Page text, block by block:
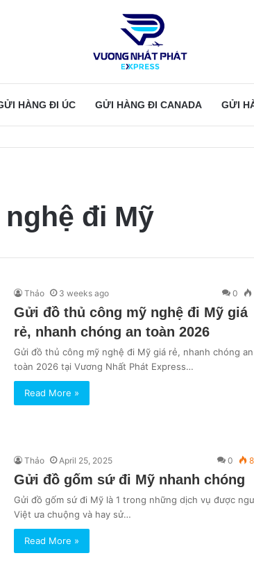
HÀNG ĐI ÚC GỬI HÀNG ĐI CANADA GỬI
đi Mỹ
Thảo 3 weeks ago 0
Gửi đồ thủ công mỹ nghệ đi Mỹ giá
rẻ, nhanh chóng an toàn 2026
Gửi đồ thủ công mỹ nghệ đi Mỹ giá rẻ, nhanh chóng an
toàn 2026 tại Vương Nhất Phát Express…
Read More »
Thảo April 25, 2025 0
Gửi đồ gốm sứ đi Mỹ nhanh chóng
Gửi đồ gốm sứ đi Mỹ là 1 trong những dịch vụ được
Việt ưa chuộng và hay sử…
Read More »